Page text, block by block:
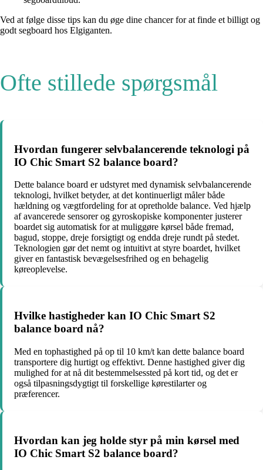
Ved at følge disse tips kan du øge dine chancer for at finde et billigt og
godt segboard hos Elgiganten.
Ofte stillede spørgsmål
Hvordan fungerer selvbalancerende teknologi på
IO Chic Smart S2 balance board?
Dette balance board er udstyret med dynamisk selvbalancerende
teknologi, hvilket betyder, at det kontinuerligt måler både
hældning og vægtfordeling for at opretholde balance. Ved hjælp
af avancerede sensorer og gyroskopiske komponenter justerer
boardet sig automatisk for at muliggøre kørsel både fremad,
bagud, stoppe, dreje forsigtigt og endda dreje rundt på stedet.
Teknologien gør det nemt og intuitivt at styre boardet, hvilket
giver en fantastisk bevægelsesfrihed og en behagelig
køreoplevelse.
Hvilke hastigheder kan IO Chic Smart S2
balance board nå?
Med en tophastighed på op til 10 km/t kan dette balance board
transportere dig hurtigt og effektivt. Denne hastighed giver dig
mulighed for at nå dit bestemmelsessted på kort tid, og det er
også tilpasningsdygtigt til forskellige kørestilarter og
præferencer.
Hvordan kan jeg holde styr på min kørsel med
IO Chic Smart S2 balance board?